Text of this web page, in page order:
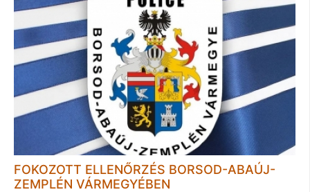
FOKOZOTT ELLENŐRZÉS BORSOD-ABAÚJ-
ZEMPLÉN VÁRMEGYÉBEN